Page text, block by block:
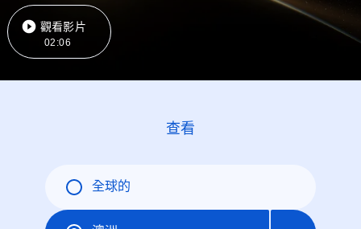
觀看影片
02:06
查看
全球的